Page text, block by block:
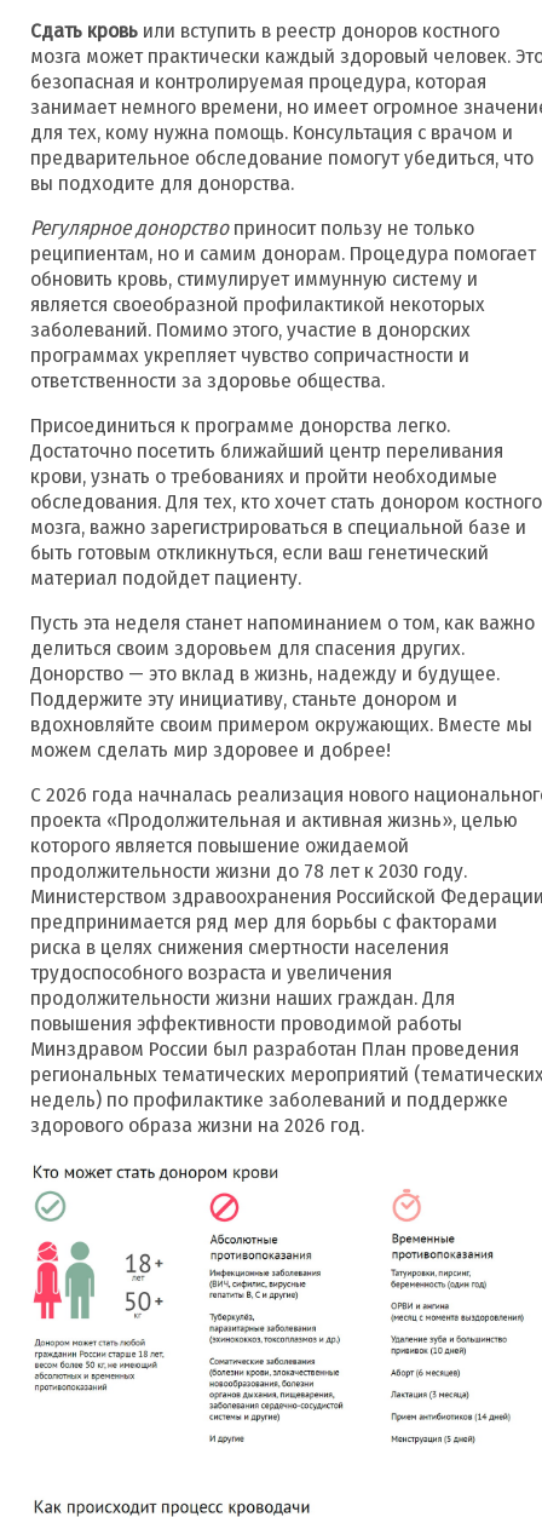
Сдать кровь или вступить в реестр доноров костного
мозга может практически каждый здоровый человек.
безопасная и контролируемая процедура, которая
занимает немного времени, но имеет огромное
для тех, кому нужна помощь. Консультация с врачом и
предварительное обследование помогут убедиться, что
вы подходите для донорства.
Регулярное донорствоприносит пользу не только
реципиентам, но и самим донорам. Процедура помогает
обновить кровь, стимулирует иммунную систему и
является своеобразной профилактикой некоторых
заболеваний. Помимо этого, участие в донорских
программах укрепляет чувство сопричастности и
ответственности за здоровье общества.
Присоединиться к программе донорства легко.
Достаточно посетить ближайший центр переливания
крови, узнать о требованиях и пройти необходимые
обследования. Для тех, кто хочет стать донором костного
мозга, важно зарегистрироваться в специальной базе и
быть готовым откликнуться, если ваш генетический
материал подойдет пациенту.
Пусть эта неделя станет напоминанием о том, как важно
делиться своим здоровьем для спасения других.
Донорство — это вклад в жизнь, надежду и будущее.
Поддержите эту инициативу, станьте донором и
вдохновляйте своим примером окружающих. Вместе мы
можем сделать мир здоровее и добрее!
С 2026 года начналась реализация нового
проекта «Продолжительная и активная жизнь», целью
которого является повышение ожидаемой
продолжительности жизни до 78 лет к 2030 году.
Министерством здравоохранения Российской
предпринимается ряд мер для борьбы с факторами
риска в целях снижения смертности населения
трудоспособного возраста и увеличения
продолжительности жизни наших граждан. Для
повышения эффективности проводимой работы
Минздравом России был разработан План проведения
региональных тематических мероприятий
недель) по профилактике заболеваний и поддержке
здорового образа жизни на 2026 год.